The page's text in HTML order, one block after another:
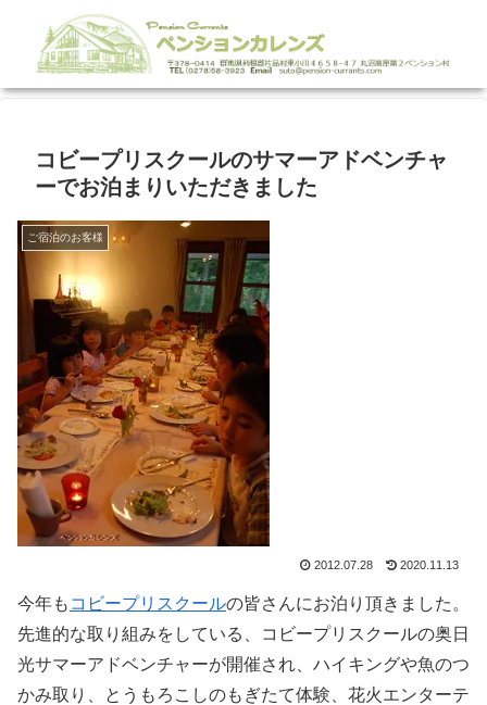
コビープリスクールのサマーアドベンチャ
ーでお泊まりいただきました
ご宿泊のお客様
2012.07.28 2020.11.13
今年も コビープリスクールの皆さんにお泊り頂きました。
先進的な取り組みをしている、コビープリスクールの奥日
光サマーアドベンチャーが開催され、ハイキングや魚のつ
かみ取り、とうもろこしのもぎたて体験、花火エンターテ